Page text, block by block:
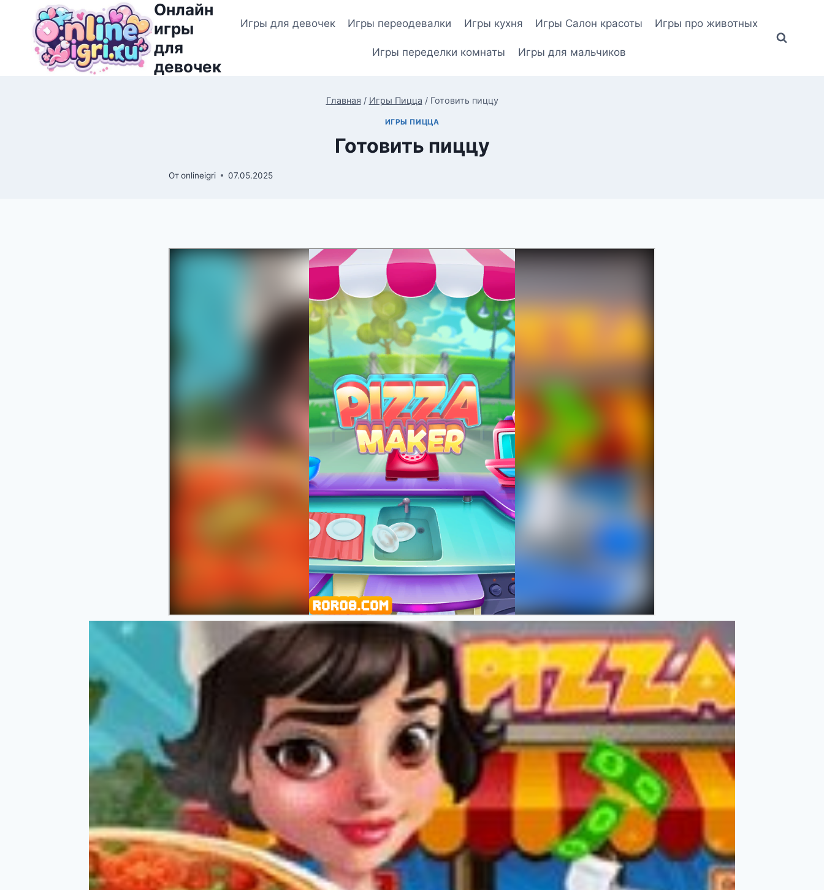
Перейти
содержимому
Онлайн
игры
для
девочек
Игры для девочек Игры переодевалки Игры кухня Игры Салон красоты Игры про животных
Игры переделки комнаты Игры для мальчиков
Главная / Игры Пицца / Готовить пиццу
ИГРЫ ПИЦЦА
Готовить пиццу
Отonlineigri 07.05.2025